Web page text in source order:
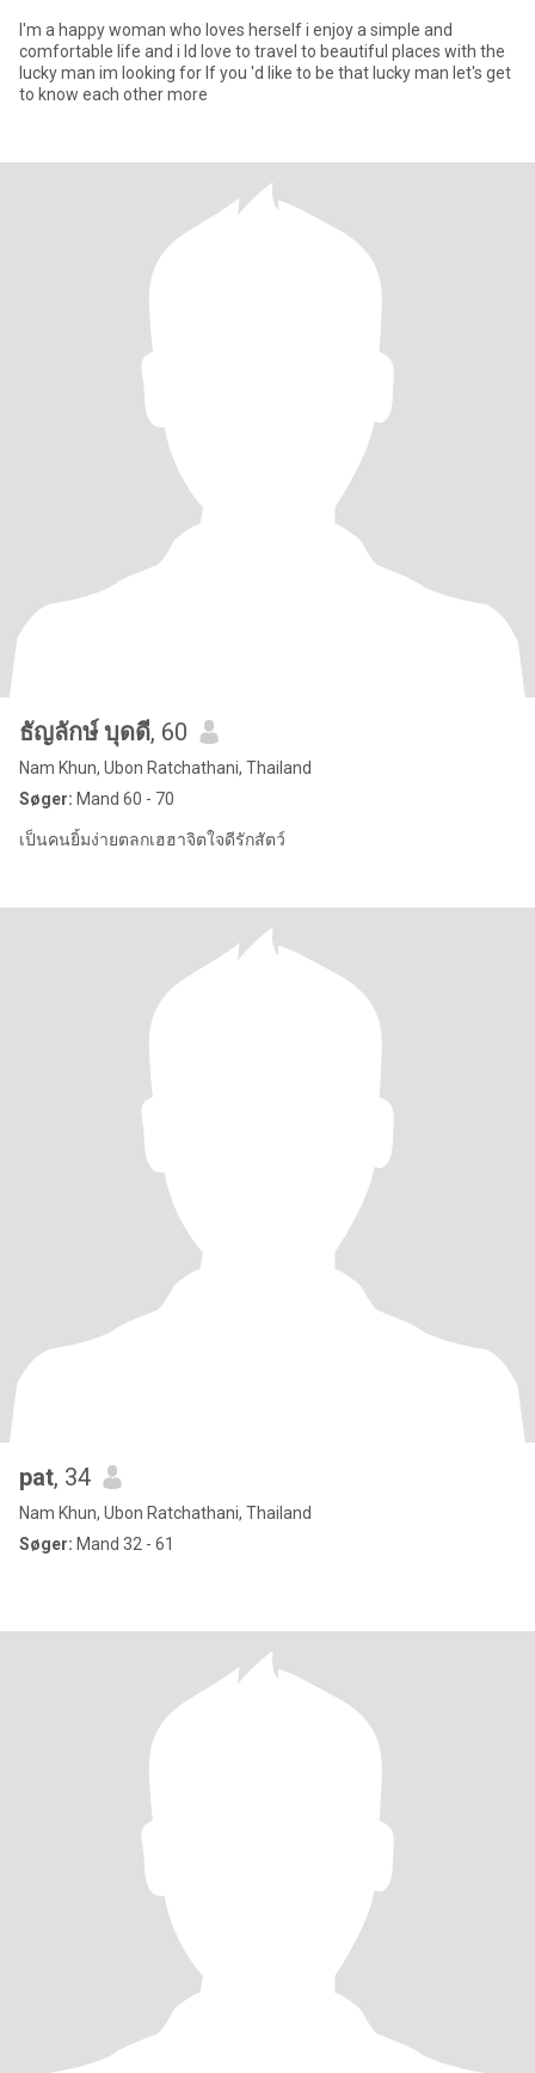
I'm a happy woman who loves herself i enjoy a simple and
comfortable life and i ld love to travel to beautiful places with the
lucky man im looking for lf you 'd like to be that lucky man let's get
to know each other more
ธัญลักษ์ บุดดี, 60
Nam Khun, Ubon Ratchathani, Thailand
Søger: Mand 60 - 70
เป็นคนยิ้มง่ายตลกเฮฮาจิตใจดีรักสัตว์
pat, 34
Nam Khun, Ubon Ratchathani, Thailand
Søger: Mand 32 - 61